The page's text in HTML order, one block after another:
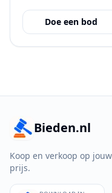
Doe een bod
Bieden.nl
Koop en verkoop op
prijs.